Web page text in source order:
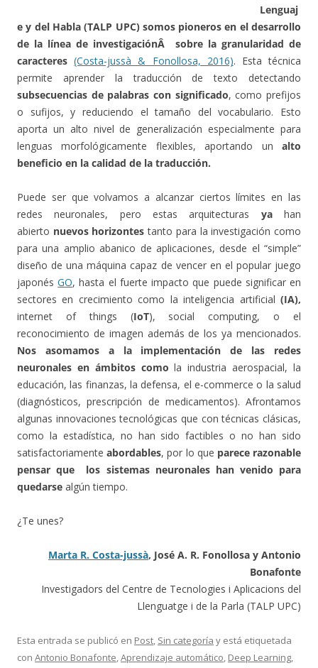
Lenguaj
e y del Habla (TALP UPC) somos pioneros en el desarrollo
de la línea de investigaciónÂ sobre la granularidad de
caracteres (Costa-jussà & Fonollosa, 2016). Esta técnica
permite aprender la traducción de texto detectando
subsecuencias de palabras con significado, como prefijos
o sufijos, y reduciendo el tamaño del vocabulario. Esto
aporta un alto nivel de generalización especialmente para
lenguas morfológicamente flexibles, aportando un alto
beneficio en la calidad de la traducción.
Puede ser que volvamos a alcanzar ciertos límites en las
redes neuronales, pero estas arquitecturas yahan
abierto nuevos horizontes tanto para la investigación como
para una amplio abanico de aplicaciones, desde el “simple”
diseño de una máquina capaz de vencer en el popular juego
japonésGO, hasta el fuerte impacto que puede significar en
sectores en crecimiento como la inteligencia artificial (IA),
internet of things (IoT), social computing, o el
reconocimiento de imagen además de los ya mencionados.
Nos asomamos a la implementación de las redes
neuronales en ámbitos comola industria aerospacial, la
educación, las finanzas, la defensa, el e-commerce o la salud
(diagnósticos, prescripción de medicamentos). Afrontamos
algunas innovaciones tecnológicas que con técnicas clásicas,
como la estadística, no han sido factibles o no han sido
satisfactoriamenteabordables, por lo que parece razonable
pensar que los sistemas neuronales han venido para
quedarse algún tiempo.
¿Te unes?
Marta R. Costa-jussà, José A. R. Fonollosa y Antonio
Bonafonte
Investigadors del Centre de Tecnologies i Aplicacions del
Llenguatge i de la Parla (TALP UPC)
Esta entrada se publicó en Post, Sin categoría y está etiquetada
con Antonio Bonafonte,Aprendizaje automático, Deep Learning,